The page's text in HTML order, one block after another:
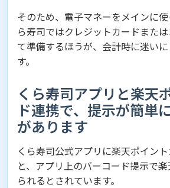
そのため、電子マネーをメインに
ら寿司ではクレジットカードまた
て準備するほうが、会計時に迷い
す。
くら寿司アプリと楽天
ド連携で、提示が簡単
があります
くら寿司公式アプリに楽天ポイン
と、アプリ上のバーコード提示で
られるとされています。